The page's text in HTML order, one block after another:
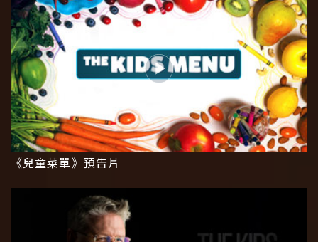
《兒童菜單》預告片